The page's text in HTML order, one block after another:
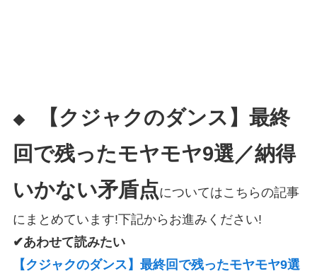
◆
【クジャクのダンス】最終
回で残ったモヤモヤ9選／納得
いかない矛盾点についてはこちらの記事
にまとめています!下記からお進みください!
✔あわせて読みたい
【クジャクのダンス】最終回で残ったモヤモヤ9選